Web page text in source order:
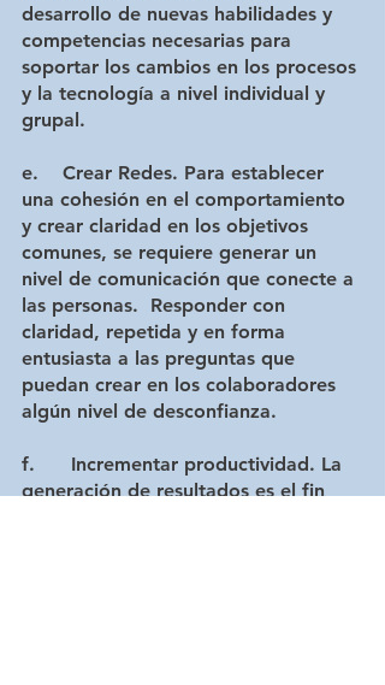
desarrollo de nuevas habilidades y
competencias necesarias para
soportar los cambios en los procesos
y la tecnología a nivel individual y
grupal.
e.    Crear Redes. Para establecer
una cohesión en el comportamiento
y crear claridad en los objetivos
comunes, se requiere generar un
nivel de comunicación que conecte a
las personas.  Responder con
claridad, repetida y en forma
entusiasta a las preguntas que
puedan crear en los colaboradores
algún nivel de desconfianza.
f.      Incrementar productividad. La
generación de resultados es el fin